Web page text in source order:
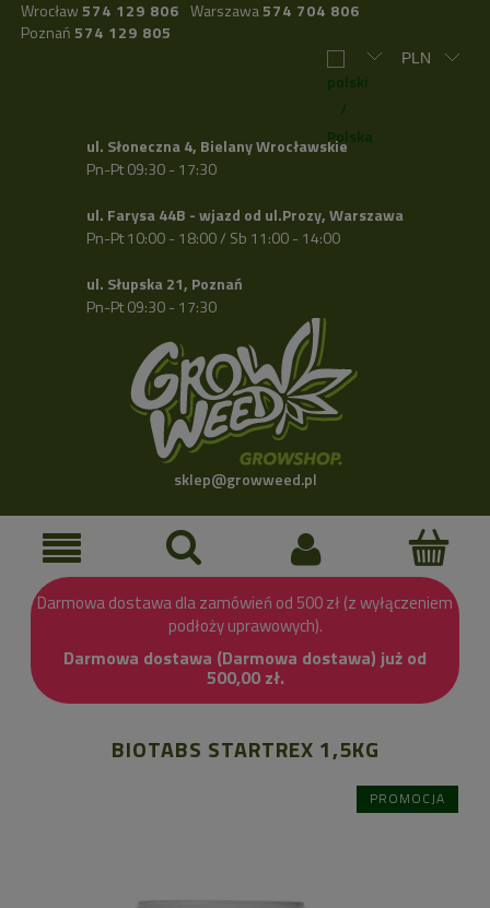
Wrocław 574 129 806 Warszawa574 704 806
Poznań 574 129 805
ul. Słoneczna 4, Bielany Wrocławskie
Pn-Pt 09:30 - 17:30
ul. Farysa 44B - wjazd od ul.Prozy, Warszawa
Pn-Pt 10:00 - 18:00 / Sb 11:00 - 14:00
ul. Słupska 21, Poznań
Pn-Pt 09:30 - 17:30
sklep@growweed.pl
Darmowa dostawa dla zamówień od 500 zł (z wyłączeniem
podłoży uprawowych).
Darmowa dostawa (Darmowa dostawa) już od
500,00 zł.
BIOTABS STARTREX 1,5KG
PROMOCJA